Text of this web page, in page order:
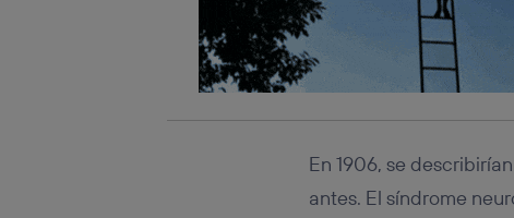
En 1906, se
antes. El síndrome